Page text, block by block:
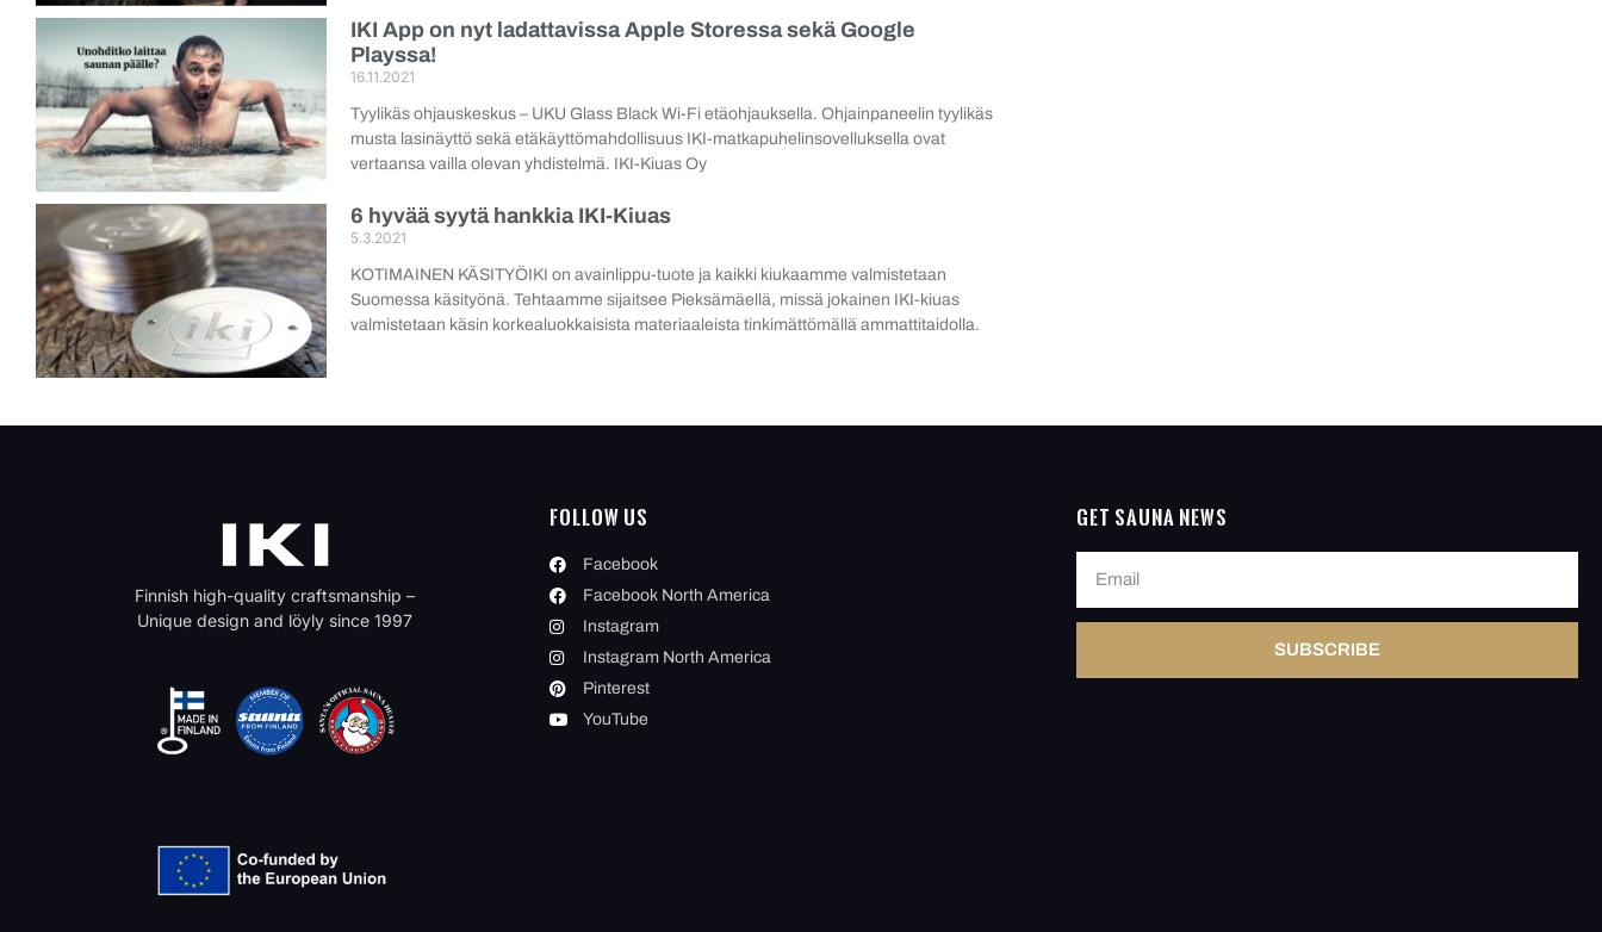
IKI App on nyt ladattavissa Apple Storessa sekä Google
Playssa!
16.11.2021
Tyylikäs ohjauskeskus – UKU Glass Black Wi-Fi etäohjauksella. Ohjainpaneelin tyylikäs
musta lasinäyttö sekä etäkäyttömahdollisuus IKI-matkapuhelinsovelluksella ovat
vertaansa vailla olevan yhdistelmä. IKI-Kiuas Oy
6 hyvää syytä hankkia IKI-Kiuas
5.3.2021
KOTIMAINEN KÄSITYÖIKI on avainlippu-tuote ja kaikki kiukaamme valmistetaan
Suomessa käsityönä. Tehtaamme sijaitsee Pieksämäellä, missä jokainen IKI-kiuas
valmistetaan käsin korkealuokkaisista materiaaleista tinkimättömällä ammattitaidolla.
Finnish high-quality craftsmanship –
Unique design and löyly since 1997
Follow Us
Facebook
Facebook North America
Instagram
Instagram North America
Pinterest
YouTube
Get Sauna News
SUBSCRIBE